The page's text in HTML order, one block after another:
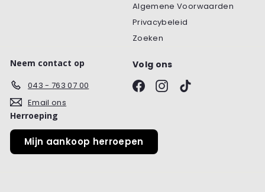
Algemene Voorwaarden
Privacybeleid
Zoeken
Neem contact op
043 - 763 07 00
Email ons
Volg ons
FacebookInstagram
TikTok
Herroeping
Mijn aankoop herroepen